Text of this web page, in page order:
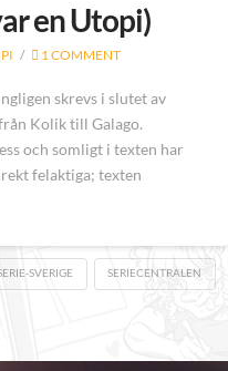
en Utopi)
1 COMMENT
skrevs i slutet av
Kolik till Galago.
och somligt i texten har
felaktiga; texten
SVERIGE SERIECENTRALEN